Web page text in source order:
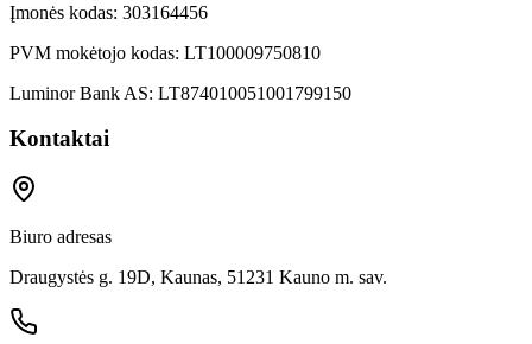
Įmonės kodas: 303164456
PVM mokėtojo kodas: LT100009750810
Luminor Bank AS: LT874010051001799150
Kontaktai
Biuro adresas
Draugystės g. 19D, Kaunas, 51231 Kauno m. sav.